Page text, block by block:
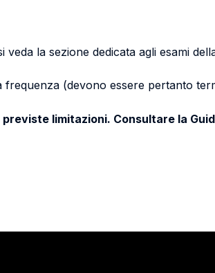
la sezione dedicata agli esami
(devono essere pertanto
limitazioni. Consultare la